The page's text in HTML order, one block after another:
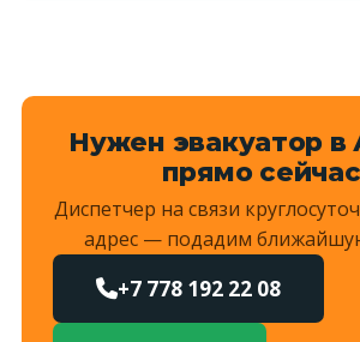
Нужен эвакуатор
прямо
Диспетчер на связи
адрес — подадим
+7 778 192 22 08